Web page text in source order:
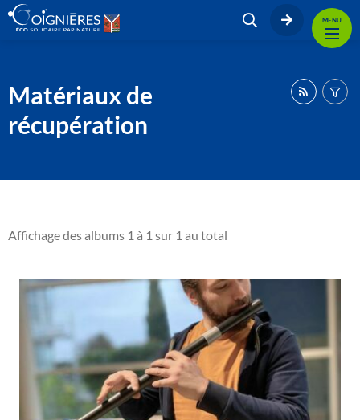
MENU
Matériaux de
récupération
Affichage des albums 1 à 1 sur 1 au total